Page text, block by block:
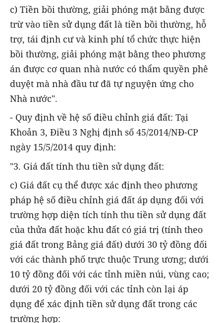
c) Tiền bồi thường, giải phóng mặt bằng được
trừ vào tiền sử dụng đất là tiền bồi thường, hỗ
trợ, tái định cư và kinh phí tổ chức thực hiện
bồi thường, giải phóng mặt bằng theo phương
án được cơ quan nhà nước có thẩm quyền phê
duyệt mà nhà đầu tư đã tự nguyện ứng cho
Nhà nước".
- Quy định về hệ số điều chỉnh giá đất: Tại
Khoản 3, Điều 3 Nghị định số 45/2014/NĐ-CP
ngày 15/5/2014 quy định:
"3. Giá đất tính thu tiền sử dụng đất:
c) Giá đất cụ thể được xác định theo phương
pháp hệ số điều chỉnh giá đất áp dụng đối với
trường hợp diện tích tính thu tiền sử dụng đất
của thửa đất hoặc khu đất có giá trị (tính theo
giá đất trong Bảng giá đất) dưới 30 tỷ đồng đối
với các thành phố trực thuộc Trung ương; dưới
10 tỷ đồng đối với các tỉnh miền núi, vùng cao;
dưới 20 tỷ đồng đối với các tỉnh còn lại áp
dụng để xác định tiền sử dụng đất trong các
trường hợp: